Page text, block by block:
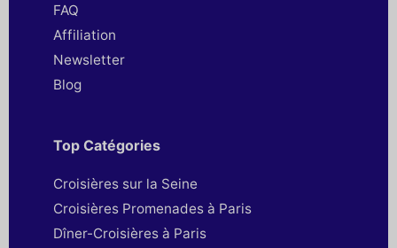
FAQ
Affiliation
Newsletter
Blog
Top Catégories
Croisières sur la Seine
Croisières Promenades à Paris
Dîner-Croisières à Paris